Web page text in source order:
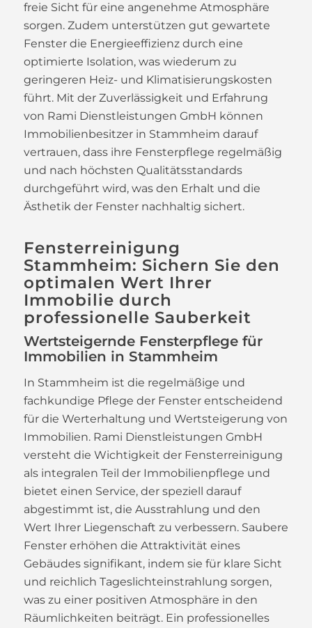
freie Sicht für eine angenehme Atmosphäre
sorgen. Zudem unterstützen gut gewartete
Fenster die Energieeffizienz durch eine
optimierte Isolation, was wiederum zu
geringeren Heiz- und Klimatisierungskosten
führt. Mit der Zuverlässigkeit und Erfahrung
von Rami Dienstleistungen GmbH können
Immobilienbesitzer in Stammheim darauf
vertrauen, dass ihre Fensterpflege regelmäßig
und nach höchsten Qualitätsstandards
durchgeführt wird, was den Erhalt und die
Ästhetik der Fenster nachhaltig sichert.
Fensterreinigung
Stammheim: Sichern Sie den
optimalen Wert Ihrer
Immobilie durch
professionelle Sauberkeit
Wertsteigernde Fensterpflege für
Immobilien in Stammheim
In Stammheim ist die regelmäßige und
fachkundige Pflege der Fenster entscheidend
für die Werterhaltung und Wertsteigerung von
Immobilien. Rami Dienstleistungen GmbH
versteht die Wichtigkeit der Fensterreinigung
als integralen Teil der Immobilienpflege und
bietet einen Service, der speziell darauf
abgestimmt ist, die Ausstrahlung und den
Wert Ihrer Liegenschaft zu verbessern. Saubere
Fenster erhöhen die Attraktivität eines
Gebäudes signifikant, indem sie für klare Sicht
und reichlich Tageslichteinstrahlung sorgen,
was zu einer positiven Atmosphäre in den
Räumlichkeiten beiträgt. Ein professionelles